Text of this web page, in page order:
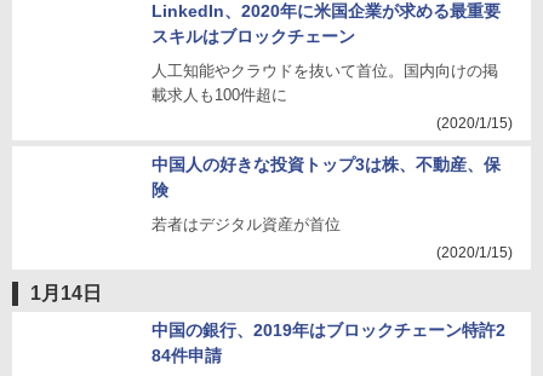
LinkedIn、2020年に米国企業が求める最重要
スキルはブロックチェーン
人工知能やクラウドを抜いて首位。国内向けの掲
載求人も100件超に
(2020/1/15)
中国人の好きな投資トップ3は株、不動産、保
険
若者はデジタル資産が首位
(2020/1/15)
1月14日
中国の銀行、2019年はブロックチェーン特許2
84件申請